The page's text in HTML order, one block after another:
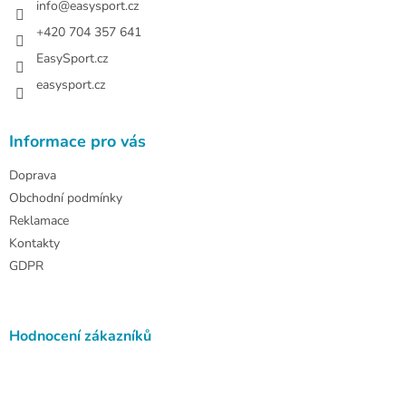
info@easysport.cz
+420 704 357 641
EasySport.cz
easysport.cz
Informace pro vás
Doprava
Obchodní podmínky
Reklamace
Kontakty
GDPR
Hodnocení zákazníků